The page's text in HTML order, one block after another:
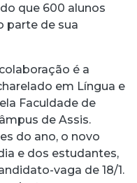
que 600 alunos
parte de sua
é a
em Língua e
Faculdade de
de Assis.
do ano, o novo
e dos estudantes,
vaga de 18/1.